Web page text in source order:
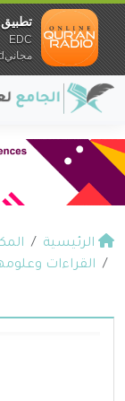
الرئيسية
القراءات
تطبيق
EDC
مجانيundefined